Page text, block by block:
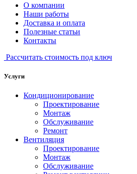
О компании
Наши работы
Доставка и оплата
Полезные статьи
Контакты
Рассчитать стоимость под ключ
Услуги
Кондиционирование
Проектирование
Монтаж
Обслуживание
Ремонт
Вентиляция
Проектирование
Монтаж
Обслуживание